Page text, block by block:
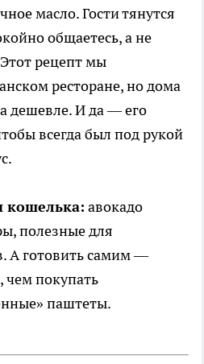
масло. Гости тянутся
общаетесь, а не
Этот рецепт мы
ресторане, но дома
дешевле. И да — его
всегда был под рукой
кошелька: авокадо
полезные для
А готовить самим —
чем покупать
паштеты.